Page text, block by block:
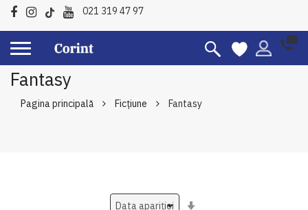
021 319 47 97
Fantasy
Pagina principală Ficțiune Fantasy